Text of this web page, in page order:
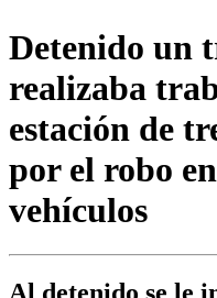
Detenido un
realizaba
estación de
por el robo
vehículos